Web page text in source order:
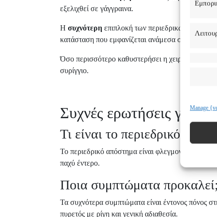
Manage
εξελιχθεί σε γάγγραινα.
Η συχνότερη επιπλοκή των περιεδρικών
κατάσταση που εμφανίζεται ανάμεσα στο έντερο
Όσο περισσότερο καθυστερήσει η χειρουργική
συρίγγιο.
Συχνές ερωτήσεις για
Τι είναι το περιεδρικό
Το περιεδρικό απόστημα είναι φλεγμονή στην
παχύ έντερο.
Ποια συμπτώματα προκαλεί;
Τα συχνότερα συμπτώματα είναι έντονος πόνος
πυρετός με ρίγη και γενική αδιαθεσία.